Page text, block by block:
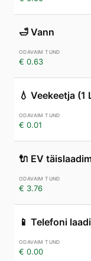
🛁 Vann
€ 0.63
💧 Veekeetja (1
€ 0.01
🔌 EV
€ 3.76
📱 Telefoni
€ 0.00